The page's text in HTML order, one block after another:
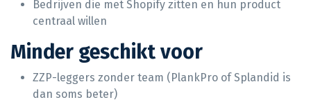
Bedrijven die met Shopify zitten en hun product
centraal willen
Minder geschikt voor
ZZP-leggers zonder team (PlankPro of Splandid is
dan soms beter)